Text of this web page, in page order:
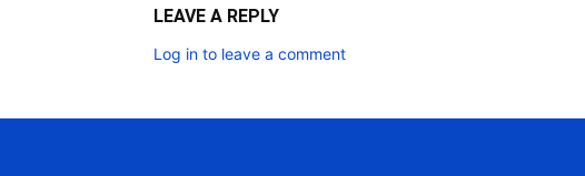
LEAVE A REPLY
Log in to leave a comment